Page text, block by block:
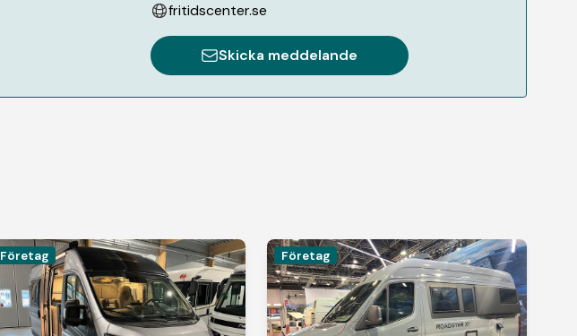
fritidscenter.se
Skicka meddelande
Företag Företag